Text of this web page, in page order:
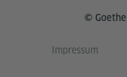
©
Impressum